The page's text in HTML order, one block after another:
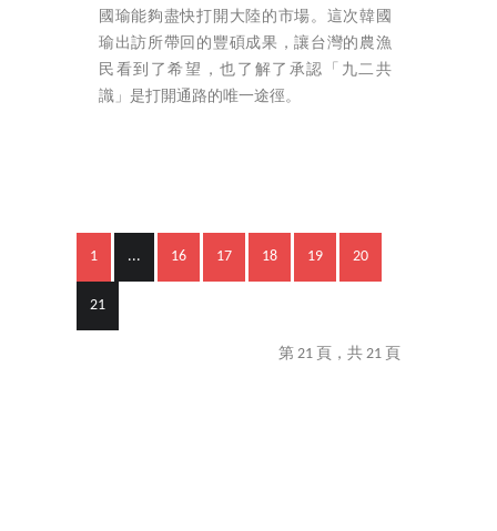
國瑜能夠盡快打開大陸的市場。這次韓國
瑜出訪所帶回的豐碩成果，讓台灣的農漁
民看到了希望，也了解了承認「九二共
識」是打開通路的唯一途徑。
1 ... 16 17 18 19 20
21
第 21 頁，共 21 頁